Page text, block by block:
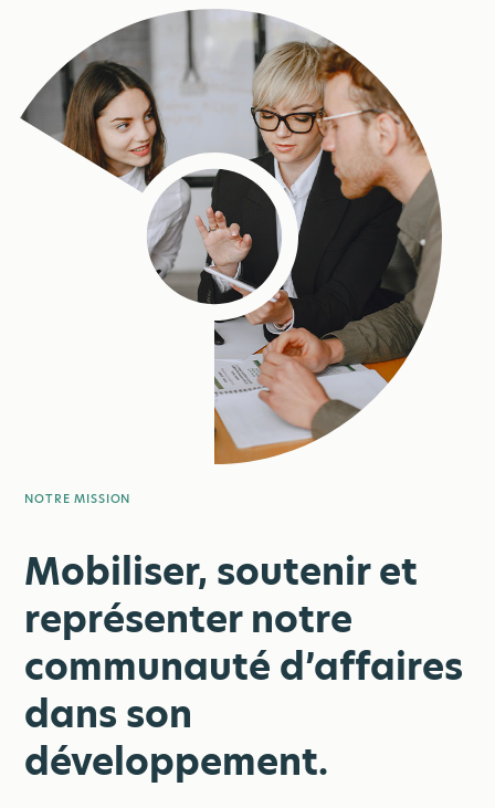
NOTRE MISSION
Mobiliser, soutenir et
représenter notre
communauté d’affaires
dans son
développement.